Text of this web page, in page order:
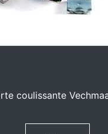
coulissante